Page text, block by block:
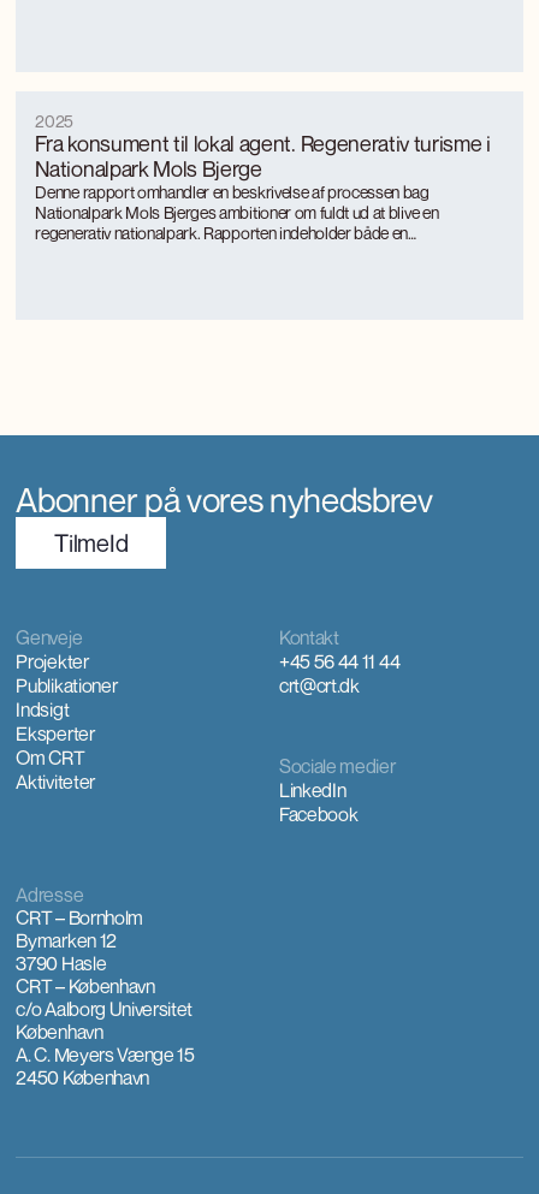
Fra konsument til lokal agent. Regenerativ turisme i
Nationalpark Mols Bjerge
2025
Denne rapport omhandler en beskrivelse af processen bag
Nationalpark Mols Bjerges ambitioner om fuldt ud at blive en
regenerativ nationalpark. Rapporten indeholder både en
Abonner på vores nyhedsbrev
TilmeId
Kontakt
+45 56 44 11 44
crt@crt.dk
Genveje
Projekter
Publikationer
Indsigt
Eksperter
Om CRT
Aktiviteter
Sociale medier
LinkedIn
Facebook
Adresse
CRT – Bornholm
Bymarken 12
3790 Hasle
CRT – København
c/o Aalborg Universitet
København
A. C. Meyers Vænge 15
2450 København